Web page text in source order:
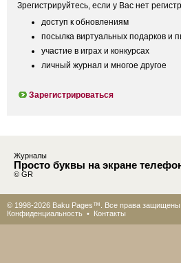
Зрегистрируйтесь, если у Вас нет
доступ к обновлениям
посылка виртуальных подарков и
участие в играх и конкурсах
личный журнал и многое другое
Зарегистрироваться
Журналы
Просто буквы на экране
© GR
© 1998-2026 Baku Pages™. Все права
Конфиденциальность • Контакты